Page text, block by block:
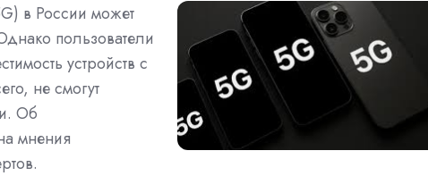
в России может
пользователи
устройств с
не смогут
Об
мнения